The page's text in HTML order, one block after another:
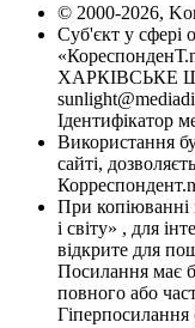
© 2000-2026,
Суб'єкт у сфері
ХАРКІВСЬКЕ
Ідентифікатор
Використання
сайті,
При копіюванні
і світу» , для
відкрите для
Посилання має
повного або